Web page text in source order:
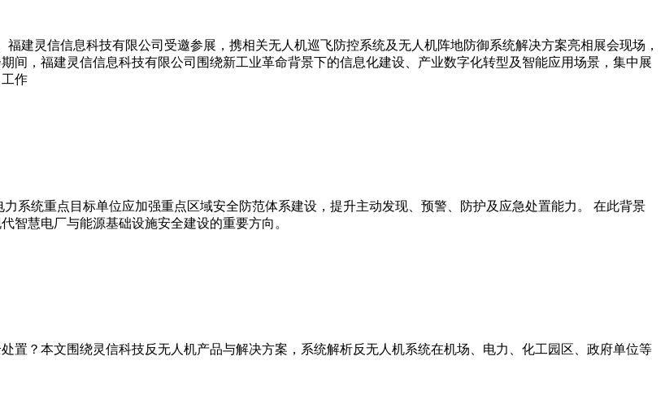
建灵信信息科技有限公司受邀参展，携相关无人机巡飞防控系统及无人机阵地防御系统解决方案亮相展会现场，
间，福建灵信信息科技有限公司围绕新工业革命背景下的信息化建设、产业数字化转型及智能应用场景，集中展
作
系统重点目标单位应加强重点区域安全防范体系建设，提升主动发现、预警、防护及应急处置能力。 在此背景
智慧电厂与能源基础设施安全建设的重要方向。
置？本文围绕灵信科技反无人机产品与解决方案，系统解析反无人机系统在机场、电力、化工园区、政府单位等